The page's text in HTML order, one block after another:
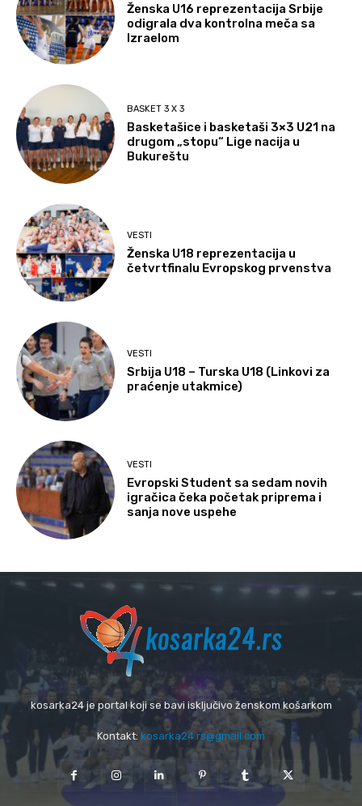
Ženska U16 reprezentacija Srbije
odigrala dva kontrolna meča sa
Izraelom
BASKET 3 X 3
Basketašice i basketaši 3×3 U21 na
drugom „stopu“ Lige nacija u
Bukureštu
VESTI
Ženska U18 reprezentacija u
četvrtfinalu Evropskog prvenstva
VESTI
Srbija U18 – Turska U18 (Linkovi za
praćenje utakmice)
VESTI
Evropski Student sa sedam novih
igračica čeka početak priprema i
sanja nove uspehe
kosarka24 je portal koji se bavi isključivo ženskom košarkom
Kontakt: kosarka24.rs@gmail.com